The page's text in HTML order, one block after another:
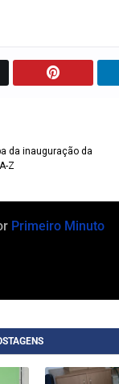
da inauguração da
Z
Primeiro Minuto